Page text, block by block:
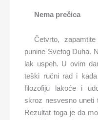
Nema prečica
Četvrto,
punine Svetog Duha.
lak uspeh. U ovim
teški ručni rad i
filozofiju lakoće i
skroz nesvesno uneti
Rezultat toga je da